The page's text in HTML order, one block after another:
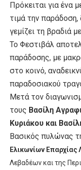
Πρόκειται για ένα
τιμά την παράδοση,
γεμίζει τη βραδιά
Το Φεστιβάλ
παράδοσης, με
στο κοινό,
παραδοσιακού
Μετά τον
τους Βασίλη
Κυριάκου και
Βασικός πυλώνας
Ελικωνίων Επαρχίας
Λεβαδέων και της